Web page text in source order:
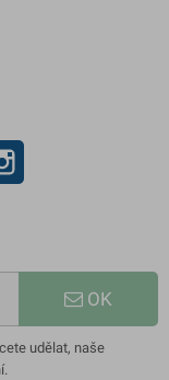
OK
udělat, naše